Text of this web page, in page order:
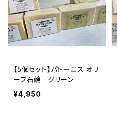
【5個セット】パトーニス オリ
ーブ石鹸 グリーン
¥4,950